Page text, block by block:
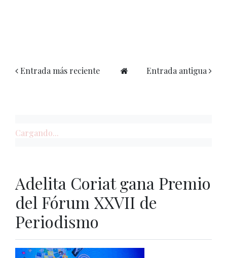
Entrada más reciente Entrada antigua
Cargando...
Adelita Coriat gana Premio
del Fórum XXVII de
Periodismo